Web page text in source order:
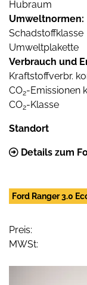
Hubraum
Umweltnormen:
Schadstoffklasse
Umweltplakette
Verbrauch und
Kraftstoffverbr.
CO2-Emissionen
CO2-Klasse
Standort
Details zum
Ford Ranger 3.0
Preis:
MWSt: